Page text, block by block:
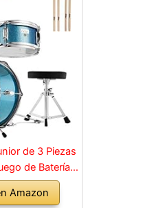
de 3 Piezas
de Batería
Platillo,
Cielo Azul
Amazon